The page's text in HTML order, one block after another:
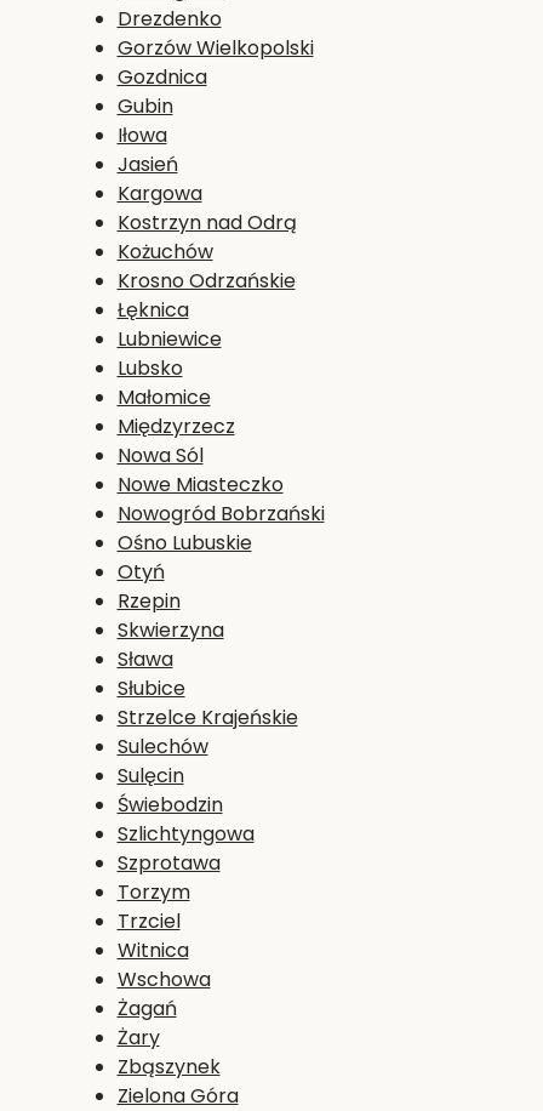
Drezdenko
Gorzów Wielkopolski
Gozdnica
Gubin
Iłowa
Jasień
Kargowa
Kostrzyn nad Odrą
Kożuchów
Krosno Odrzańskie
Łęknica
Lubniewice
Lubsko
Małomice
Międzyrzecz
Nowa Sól
Nowe Miasteczko
Nowogród Bobrzański
Ośno Lubuskie
Otyń
Rzepin
Skwierzyna
Sława
Słubice
Strzelce Krajeńskie
Sulechów
Sulęcin
Świebodzin
Szlichtyngowa
Szprotawa
Torzym
Trzciel
Witnica
Wschowa
Żagań
Żary
Zbąszynek
Zielona Góra